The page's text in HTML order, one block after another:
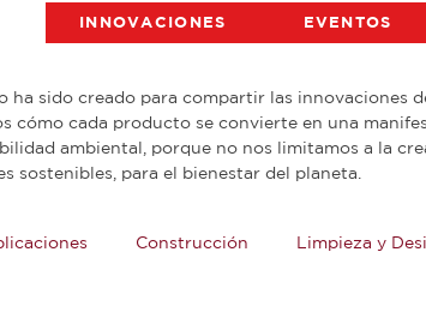
INNOVACIONES EVENTOS
ha sido creado para compartir las innovaciones
cómo cada producto se convierte en una
ambiental, porque no nos limitamos a la
sostenibles, para el bienestar del planeta.
Construcción Limpieza y